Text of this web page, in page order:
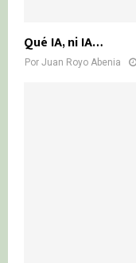
Qué IA, ni IA…
Por Juan Royo Abenia